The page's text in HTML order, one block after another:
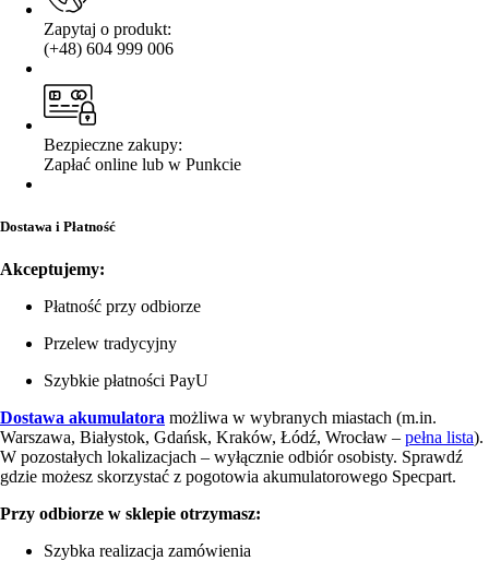
Zapytaj o produkt:
(+48) 604 999 006
Bezpieczne zakupy:
Zapłać online lub w Punkcie
Dostawa i Płatność
Akceptujemy:
Płatność przy odbiorze
Przelew tradycyjny
Szybkie płatności PayU
Dostawa akumulatora możliwa w wybranych miastach (m.in.
Warszawa, Białystok, Gdańsk, Kraków, Łódź, Wrocław – pełna lista).
W pozostałych lokalizacjach – wyłącznie odbiór osobisty. Sprawdź
gdzie możesz skorzystać z pogotowia akumulatorowego Specpart.
Przy odbiorze w sklepie otrzymasz:
Szybka realizacja zamówienia